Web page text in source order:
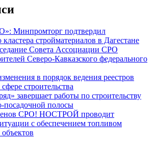
Минпромторг подтвердил
стройматериалов в Дагестане
Совета Ассоциации СРО
Северо-Кавказского федерального
в порядок ведения реестров
строительства
завершает работы по строительству
посадочной полосы
СРО! НОСТРОЙ проводит
с обеспечением топливом